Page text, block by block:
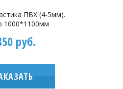
ПВХ (4-5мм).
1000*1100мм
руб.